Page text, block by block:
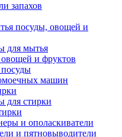
запахов
посуды, овощей и
для мытья
и фруктов
машин
для стирки
и ополаскиватели
и пятновыводители